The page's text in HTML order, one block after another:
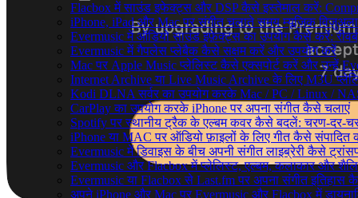
Flacbox में साउंड इफेक्ट्स और DSP कैसे इस्तेमाल करें:
iPhone, iPad और Mac पर संगीत चलाते समय म्यूज़िक
Evermusic में ऑडियो साउंड इफ़ेक्ट्स का उपयोग कैसे करें:
Evermusic में गैपलेस प्लेबैक कैसे सक्षम करें और उपयोग करें
Mac पर Apple Music प्लेलिस्ट कैसे एक्सपोर्ट करें और उन्हें
Internet Archive या Live Music Archive के लिए M3U
Kodi DLNA सर्वर का उपयोग करके Mac / PC / Linux /
CarPlay का उपयोग करके iPhone पर अपना संगीत कैसे चलाएं
Spotify पर स्थानीय ट्रैक के एल्बम कवर कैसे बदलें: चरण-दर-
iPhone या MAC पर ऑडियो फ़ाइलों के लिए गीत कैसे संपादित
Evermusic में डिवाइस के बीच अपनी संगीत लाइब्रेरी कैसे
Evermusic और Flacbox में प्लेलिस्ट, एल्बम, कलाकार और
Evermusic या Flacbox से Last.fm पर अपना संगीत इतिहास
अपने iPhone और Mac पर Evermusic और Flacbox में